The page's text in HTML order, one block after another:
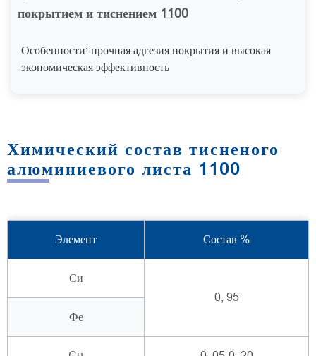
покрытием и тиснением 1100
Особенности: прочная адгезия покрытия и высокая
экономическая эффективность
Химический состав тисненого
алюминиевого листа 1100
Элемент Состав %
Си
0, 95
Фе